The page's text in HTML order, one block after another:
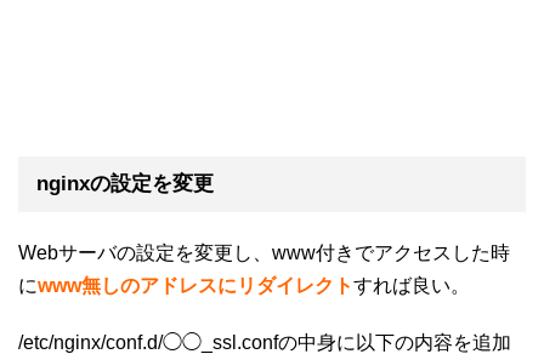
nginxの設定を変更
Webサーバの設定を変更し、www付きでアクセスした時
にwww無しのアドレスにリダイレクトすれば良い。
/etc/nginx/conf.d/◯◯_ssl.confの中身に以下の内容を追加